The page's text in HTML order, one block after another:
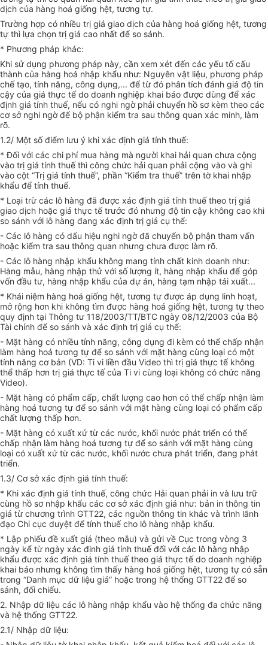
dịch của hàng hoá giống hệt, tương tự.
Trường hợp có nhiều trị giá giao dịch của hàng hoá giống hệt, tương
tự thì lựa chọn trị giá cao nhất để so sánh.
* Phương pháp khác:
Khi sử dụng phương pháp này, cần xem xét đến các yếu tố cấu
thành của hàng hoá nhập khẩu như: Nguyên vật liệu, phương pháp
chế tạo, tính năng, công dụng,... để từ đó phân tích đánh giá độ tin
cậy của giá thực tế do doanh nghiệp khai báo được dùng để xác
định giá tính thuế, nếu có nghi ngờ phải chuyển hồ sơ kèm theo các
cơ sở nghi ngờ để bộ phận kiểm tra sau thông quan xác minh, làm
rõ.
1.2/ Một số điểm lưu ý khi xác định giá tính thuế:
* Đối với các chi phí mua hàng mà người khai hải quan chưa cộng
vào trị giá tính thuế thì công chức hải quan phải cộng vào và ghi
vào cột “Trị giá tính thuế”, phần “Kiểm tra thuế” trên tờ khai nhập
khẩu để tính thuế.
* Loại trừ các lô hàng đã được xác định giá tính thuế theo trị giá
giao dịch hoặc giá thực tế trước đó nhưng độ tin cậy không cao khi
so sánh với lô hàng đang xác định trị giá cụ thể:
- Các lô hàng có dấu hiệu nghi ngờ đã chuyển bộ phận tham vấn
hoặc kiểm tra sau thông quan nhưng chưa được làm rõ.
- Các lô hàng nhập khẩu không mang tính chất kinh doanh như:
Hàng mẫu, hàng nhập thử với số lượng ít, hàng nhập khẩu để góp
vốn đầu tư, hàng nhập khẩu của dự án, hàng tạm nhập tái xuất...
* Khái niệm hàng hoá giống hệt, tương tự được áp dụng linh hoạt,
mở rộng hơn khi không tìm được hàng hoá giống hệt, tương tự theo
quy định tại Thông tư 118/2003/TT/BTC ngày 08/12/2003 của Bộ
Tài chính để so sánh và xác định trị giá cụ thể:
- Mặt hàng có nhiều tính năng, công dụng đi kèm có thể chấp nhận
làm hàng hoá tương tự để so sánh với mặt hàng cùng loại có một
tính năng cơ bản (VD: Ti vi liền đầu Video thì trị giá thực tế không
thể thấp hơn trị giá thực tế của Ti vi cùng loại không có chức năng
Video).
- Mặt hàng có phẩm cấp, chất lượng cao hơn có thể chấp nhận làm
hàng hoá tương tự để so sánh với mặt hàng cùng loại có phẩm cấp
chất lượng thấp hơn.
- Mặt hàng có xuất xứ từ các nước, khối nước phát triển có thể
chấp nhận làm hàng hoá tương tự để so sánh với mặt hàng cùng
loại có xuất xứ từ các nước, khối nước chưa phát triển, đang phát
triển.
1.3/ Cơ sở xác định giá tính thuế:
* Khi xác định giá tính thuế, công chức Hải quan phải in và lưu trữ
cùng hồ sơ nhập khẩu các cơ sở xác định giá như: bản in thông tin
giá từ chương trình GTT22, các nguồn thông tin khác và trình lãnh
đạo Chi cục duyệt để tính thuế cho lô hàng nhập khẩu.
* Lập phiếu đề xuất giá (theo mẫu) và gửi về Cục trong vòng 3
ngày kể từ ngày xác định giá tính thuế đối với các lô hàng nhập
khẩu được xác định giá tính thuế theo giá thực tế do doanh nghiệp
khai báo nhưng không tìm thấy hàng hoá giống hệt, tương tự có sẵn
trong “Danh mục dữ liệu giá” hoặc trong hệ thống GTT22 để so
sánh, đối chiếu.
2. Nhập dữ liệu các lô hàng nhập khẩu vào hệ thống đa chức năng
và hệ thống GTT22.
2.1/ Nhập dữ liệu: